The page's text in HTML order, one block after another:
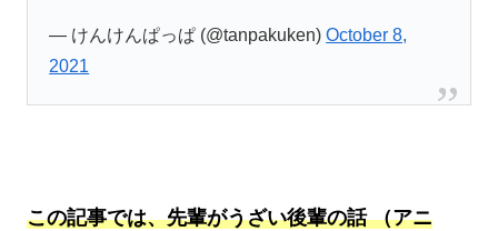
— けんけんぱっぱ (@tanpakuken)October 8,
2021
この記事では、先輩がうざい後輩の話 （アニ